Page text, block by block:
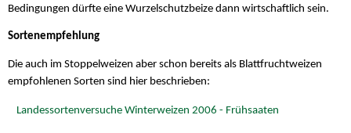
Bedingungen dürfte eine Wurzelschutzbeize dann wirtschaftlich sein.
Sortenempfehlung
Die auch im Stoppelweizen aber schon bereits als Blattfruchtweizen
empfohlenen Sorten sind hier beschrieben:
Landessortenversuche Winterweizen 2006 - Frühsaaten